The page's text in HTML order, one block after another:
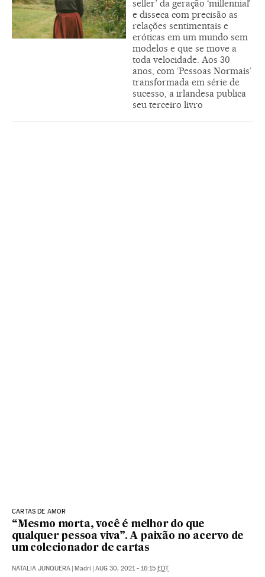
seller’ da geração ‘millennial’
e disseca com precisão as
relações sentimentais e
eróticas em um mundo sem
modelos e que se move a
toda velocidade. Aos 30
anos, com ‘Pessoas Normais’
transformada em série de
sucesso, a irlandesa publica
seu terceiro livro
CARTAS DE AMOR
“Mesmo morta, você é melhor do que
qualquer pessoa viva”. A paixão no acervo de
um colecionador de cartas
NATALIA JUNQUERA Madri AUG 30, 2021 - 16:15 EDT